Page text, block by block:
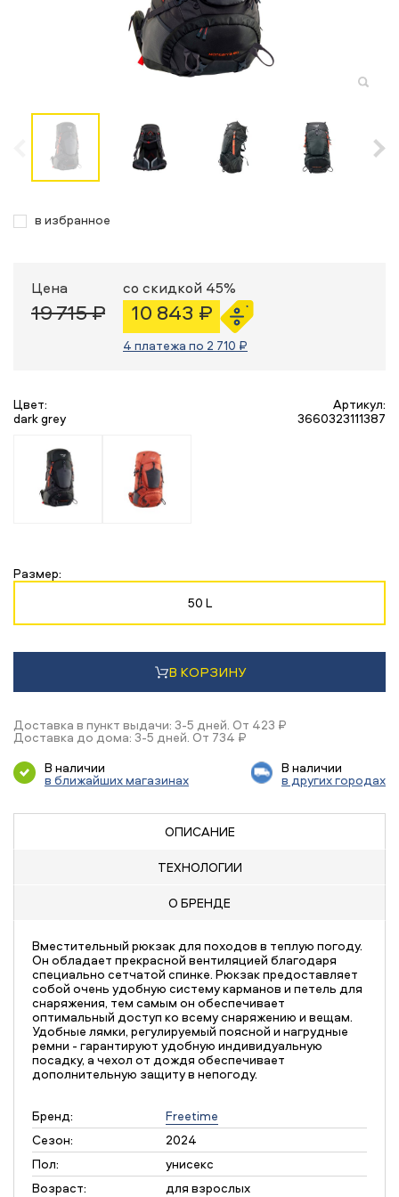
в избранное
Цена
19 715 ₽
со скидкой 45%
10 843 ₽
4 платежа по 2 710 ₽
Цвет:
dark grey
Артикул:
3660323111387
Размер:
50 L
В КОРЗИНУ
Доставка в пункт выдачи: 3-5 дней. От 423 ₽
Доставка до дома: 3-5 дней. От 734 ₽
В наличии
в ближайших магазинах
В наличии
в других городах
ОПИСАНИЕ
ТЕХНОЛОГИИ
О БРЕНДЕ
Вместительный рюкзак для походов в теплую погоду.
Он обладает прекрасной вентиляцией благодаря
специально сетчатой спинке. Рюкзак предоставляет
собой очень удобную систему карманов и петель для
снаряжения, тем самым он обеспечивает
оптимальный доступ ко всему снаряжению и вещам.
Удобные лямки, регулируемый поясной и нагрудные
ремни - гарантируют удобную индивидуальную
посадку, а чехол от дождя обеспечивает
дополнительную защиту в непогоду.
Бренд:
Freetime
Сезон:
2024
Пол:
унисекс
Возраст:
для взрослых